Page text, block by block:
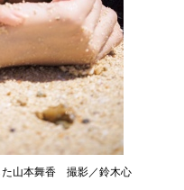
た山本舞香 撮影／鈴木心